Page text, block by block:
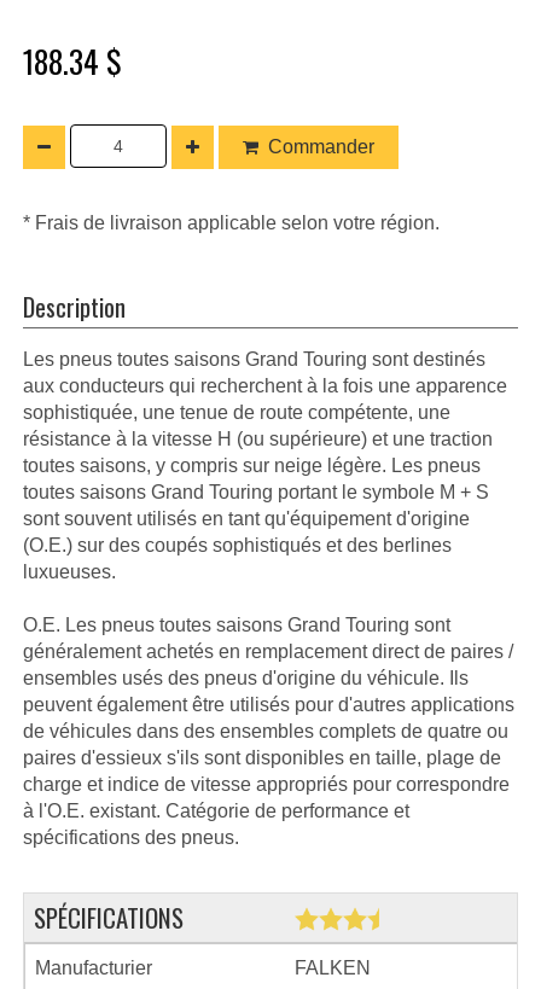
188.34 $
Commander
* Frais de livraison applicable selon votre région.
Description
Les pneus toutes saisons Grand Touring sont destinés
aux conducteurs qui recherchent à la fois une apparence
sophistiquée, une tenue de route compétente, une
résistance à la vitesse H (ou supérieure) et une traction
toutes saisons, y compris sur neige légère. Les pneus
toutes saisons Grand Touring portant le symbole M + S
sont souvent utilisés en tant qu'équipement d'origine
(O.E.) sur des coupés sophistiqués et des berlines
luxueuses.
O.E. Les pneus toutes saisons Grand Touring sont
généralement achetés en remplacement direct de paires /
ensembles usés des pneus d'origine du véhicule. Ils
peuvent également être utilisés pour d'autres applications
de véhicules dans des ensembles complets de quatre ou
paires d'essieux s'ils sont disponibles en taille, plage de
charge et indice de vitesse appropriés pour correspondre
à l'O.E. existant. Catégorie de performance et
spécifications des pneus.
SPÉCIFICATIONS
Manufacturier FALKEN